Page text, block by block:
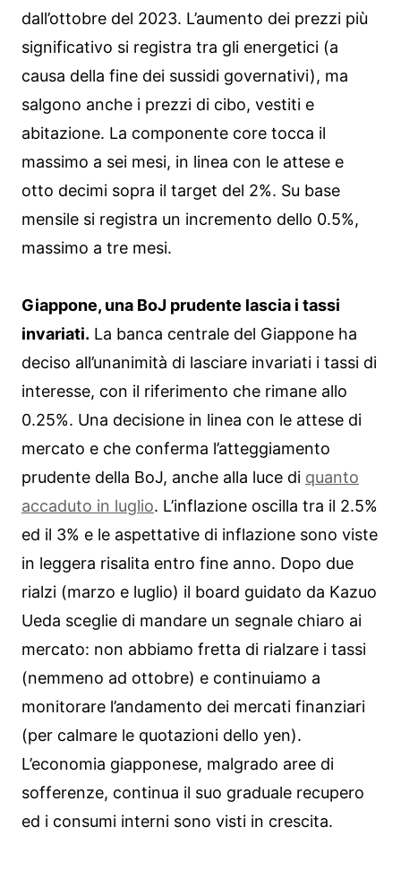
dall’ottobre del 2023. L’aumento dei prezzi più
significativo si registra tra gli energetici (a
causa della fine dei sussidi governativi), ma
salgono anche i prezzi di cibo, vestiti e
abitazione. La componente core tocca il
massimo a sei mesi, in linea con le attese e
otto decimi sopra il target del 2%. Su base
mensile si registra un incremento dello 0.5%,
massimo a tre mesi.
Giappone, una BoJ prudente lascia i tassi
invariati. La banca centrale del Giappone ha
deciso all’unanimità di lasciare invariati i tassi di
interesse, con il riferimento che rimane allo
0.25%. Una decisione in linea con le attese di
mercato e che conferma l’atteggiamento
prudente della BoJ, anche alla luce di quanto
accaduto in luglio. L’inflazione oscilla tra il 2.5%
ed il 3% e le aspettative di inflazione sono viste
in leggera risalita entro fine anno. Dopo due
rialzi (marzo e luglio) il board guidato da Kazuo
Ueda sceglie di mandare un segnale chiaro ai
mercato: non abbiamo fretta di rialzare i tassi
(nemmeno ad ottobre) e continuiamo a
monitorare l’andamento dei mercati finanziari
(per calmare le quotazioni dello yen).
L’economia giapponese, malgrado aree di
sofferenze, continua il suo graduale recupero
ed i consumi interni sono visti in crescita.